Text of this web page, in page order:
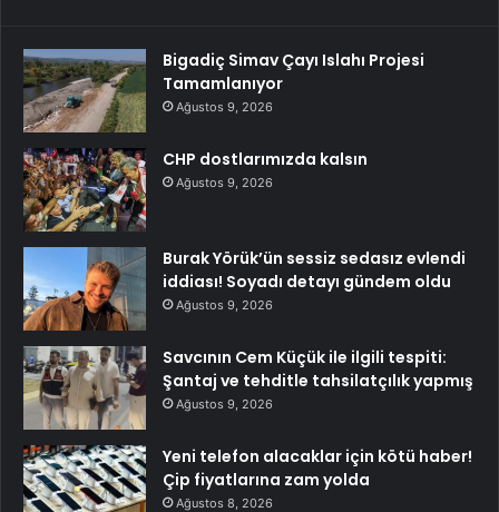
Bigadiç Simav Çayı Islahı Projesi
Tamamlanıyor
Ağustos 9, 2026
CHP dostlarımızda kalsın
Ağustos 9, 2026
Burak Yörük’ün sessiz sedasız evlendi
iddiası! Soyadı detayı gündem oldu
Ağustos 9, 2026
Savcının Cem Küçük ile ilgili tespiti:
Şantaj ve tehditle tahsilatçılık yapmış
Ağustos 9, 2026
Yeni telefon alacaklar için kötü haber!
Çip fiyatlarına zam yolda
Ağustos 8, 2026